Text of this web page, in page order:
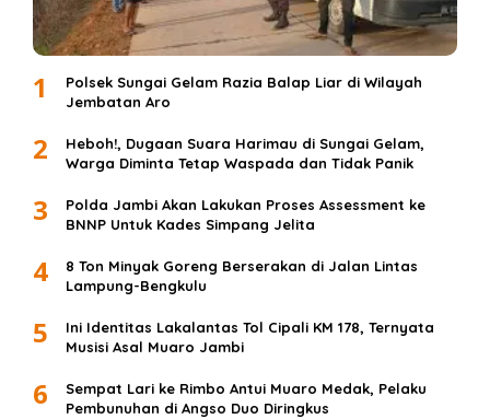
1
Polsek Sungai Gelam Razia Balap Liar di Wilayah
Jembatan Aro
2
Heboh!, Dugaan Suara Harimau di Sungai Gelam,
Warga Diminta Tetap Waspada dan Tidak Panik
3
Polda Jambi Akan Lakukan Proses Assessment ke
BNNP Untuk Kades Simpang Jelita
4
8 Ton Minyak Goreng Berserakan di Jalan Lintas
Lampung-Bengkulu
5
Ini Identitas Lakalantas Tol Cipali KM 178, Ternyata
Musisi Asal Muaro Jambi
6
Sempat Lari ke Rimbo Antui Muaro Medak, Pelaku
Pembunuhan di Angso Duo Diringkus